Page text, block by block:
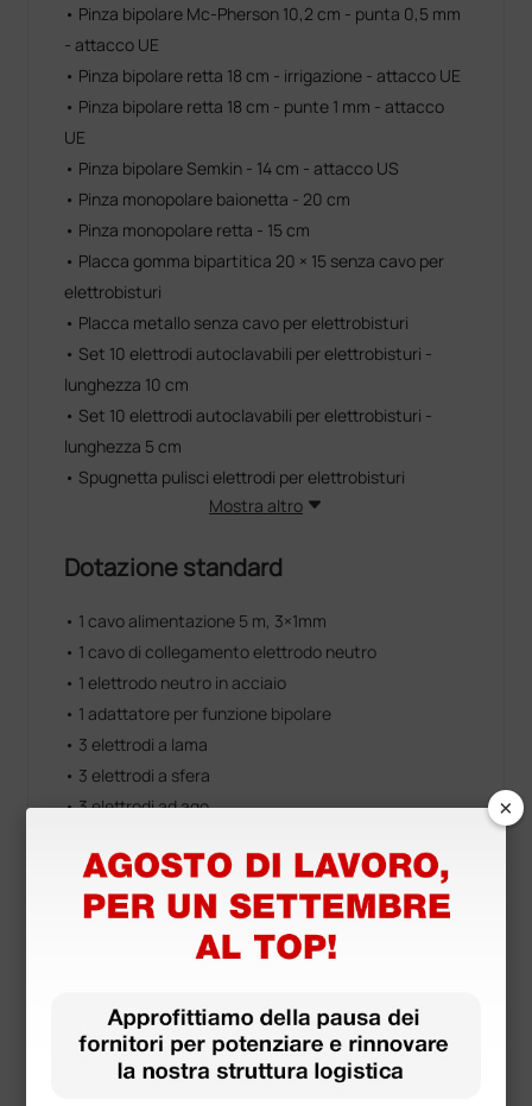
• Pinza bipolare Mc-Pherson 10,2 cm - punta 0,5 mm
- attacco UE
• Pinza bipolare retta 18 cm - irrigazione - attacco UE
• Pinza bipolare retta 18 cm - punte 1 mm - attacco
UE
• Pinza bipolare Semkin - 14 cm - attacco US
• Pinza monopolare baionetta - 20 cm
• Pinza monopolare retta - 15 cm
• Placca gomma bipartitica 20 × 15 senza cavo per
elettrobisturi
• Placca metallo senza cavo per elettrobisturi
• Set 10 elettrodi autoclavabili per elettrobisturi -
lunghezza 10 cm
• Set 10 elettrodi autoclavabili per elettrobisturi -
lunghezza 5 cm
• Spugnetta pulisci elettrodi per elettrobisturi
Mostra altro
Dotazione standard
• 1 cavo alimentazione 5 m, 3×1mm
• 1 cavo di collegamento elettrodo neutro
• 1 elettrodo neutro in acciaio
• 1 adattatore per funzione bipolare
• 3 elettrodi a lama
• 3 elettrodi a sfera
• 3 elettrodi ad ago
• 1 manipolo pluriuso con pulsanti
• 1 pedale singolo stagno
• 1 manuale istruzioni
standard dell'apparecchio in quanto, data la grande
varietà di pinze disponibili ed il loro alto costo,
abbiamo preferito lasciare l'utilizzatore libero di
×